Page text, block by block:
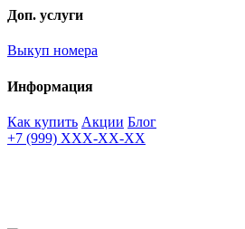
Доп. услуги
Выкуп номера
Информация
Как купить Акции Блог
+7 (999) XXX-XX-XX